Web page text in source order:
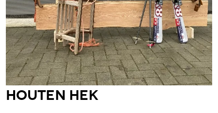
Houten hek